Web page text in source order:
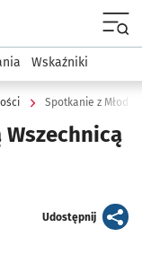
Prezydent
Wskaźniki
Spotkanie z
Wszechnicą
Udostępnijartykuł